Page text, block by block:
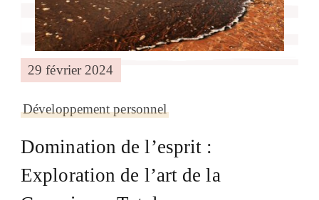
29 février 2024
Développement personnel
Domination de l’esprit :
Exploration de l’art de la